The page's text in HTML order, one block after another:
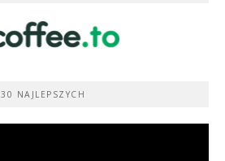
30 NAJLEPSZYCH